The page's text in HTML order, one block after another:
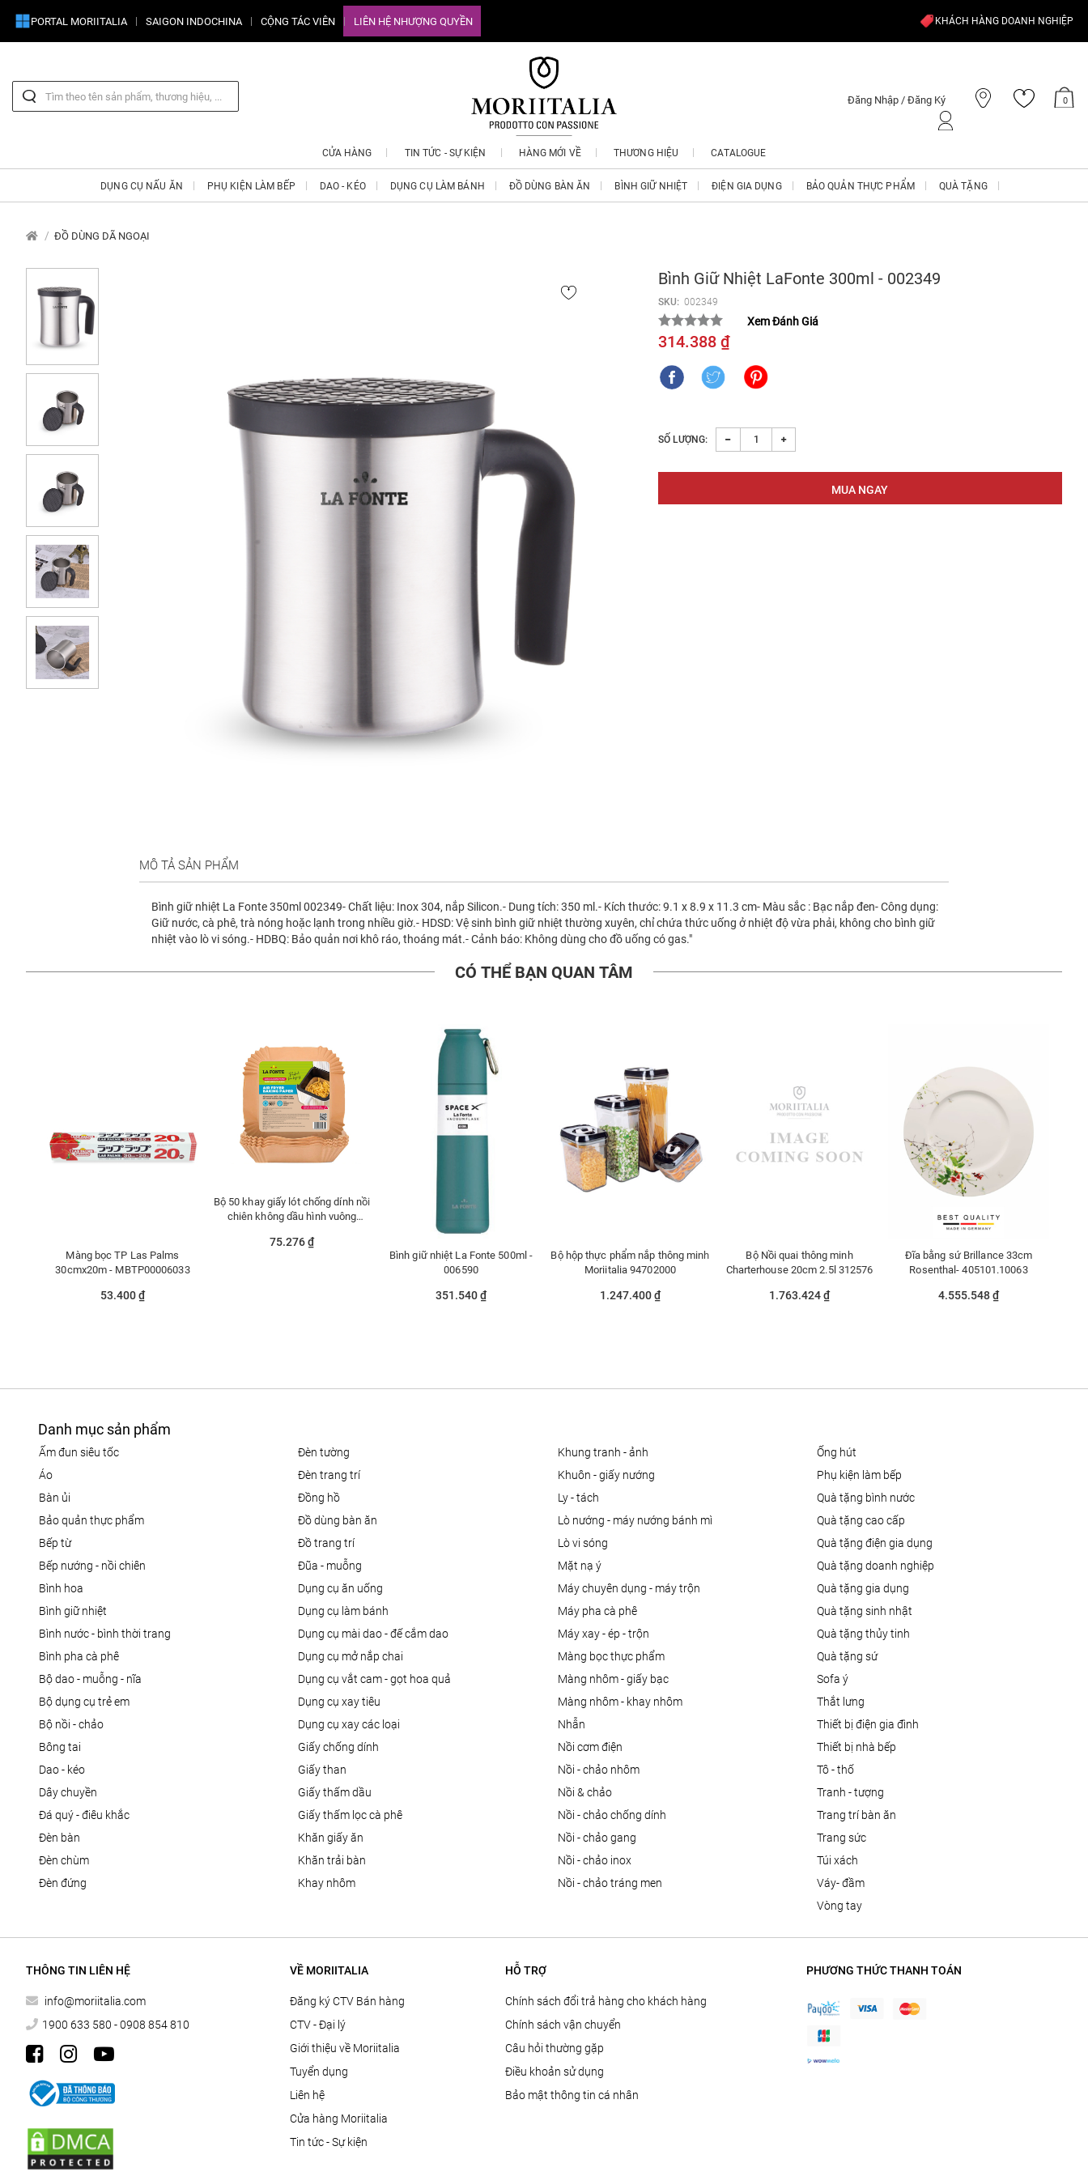
PORTAL MORIITALIA SAIGON INDOCHINA CỘNG TÁC VIÊN LIÊN HỆ NHƯỢNG QUYỀN KHÁCH HÀNG DOANH NGHIỆP
Đăng Nhập / Đăng Ký 0
CỬA HÀNG TIN TỨC - SỰ KIỆN HÀNG MỚI VỀ THƯƠNG HIỆU CATALOGUE
DỤNG CỤ NẤU ĂN PHỤ KIỆN LÀM BẾP DAO - KÉO DỤNG CỤ LÀM BÁNH ĐỒ DÙNG BÀN ĂN BÌNH GIỮ NHIỆT ĐIỆN GIA DỤNG BẢO QUẢN THỰC PHẨM QUÀ TẶNG
ĐỒ DÙNG DÃ NGOẠI
Bình Giữ Nhiệt LaFonte 300ml - 002349
SKU: 002349
Xem Đánh Giá
314.388 ₫
SỐ LƯỢNG:
MÔ TẢ SẢN PHẨM
Bình giữ nhiệt La Fonte 350ml 002349- Chất liệu: Inox 304, nắp Silicon.- Dung tích: 350 ml.- Kích thước: 9.1 x 8.9 x 11.3 cm- Màu sắc : Bạc nắp đen- Công dụng:
Giữ nước, cà phê, trà nóng hoặc lạnh trong nhiều giờ.- HDSD: Vệ sinh bình giữ nhiệt thường xuyên, chỉ chứa thức uống ở nhiệt độ vừa phải, không cho bình giữ
nhiệt vào lò vi sóng.- HDBQ: Bảo quản nơi khô ráo, thoáng mát.- Cảnh báo: Không dùng cho đồ uống có gas."
CÓ THỂ BẠN QUAN TÂM
Màng bọc TP Las Palms
30cmx20m - MBTP00006033
53.400 ₫
Bộ 50 khay giấy lót chống dính nồi
chiên không dầu hình vuông
75.276 ₫
Bình giữ nhiệt La Fonte 500ml -
006590
351.540 ₫
Bộ hộp thực phẩm nắp thông minh
Moriitalia 94702000
1.247.400 ₫
Bộ Nồi quai thông minh
Charterhouse 20cm 2.5l 312576
1.763.424 ₫
Đĩa bằng sứ Brillance 33cm
Rosenthal- 405101.10063
4.555.548 ₫
Danh mục sản phẩm
ấm đun siêu tốc
áo
bàn ủi
bảo quản thực phẩm
bếp từ
bếp nướng - nồi chiên
bình hoa
bình giữ nhiệt
bình nước - bình thời trang
bình pha cà phê
bộ dao - muỗng - nĩa
bộ dụng cụ trẻ em
bộ nồi - chảo
bông tai
dao - kéo
dây chuyền
đá quý - điêu khắc
đèn bàn
đèn chùm
đèn đứng
đèn tường
đèn trang trí
đồng hồ
đồ dùng bàn ăn
đồ trang trí
đũa - muỗng
dụng cụ ăn uống
dụng cụ làm bánh
dụng cụ mài dao - đế cắm dao
dụng cụ mở nắp chai
dụng cụ vắt cam - gọt hoa quả
dụng cụ xay tiêu
dụng cụ xay các loại
giấy chống dính
giấy than
giấy thấm dầu
giấy thấm lọc cà phê
khăn giấy ăn
khăn trải bàn
khay nhôm
khung tranh - ảnh
khuôn - giấy nướng
ly - tách
lò nướng - máy nướng bánh mì
lò vi sóng
mặt nạ ý
máy chuyên dụng - máy trộn
máy pha cà phê
máy xay - ép - trộn
màng bọc thực phẩm
màng nhôm - giấy bạc
màng nhôm - khay nhôm
nhẫn
nồi cơm điện
nồi - chảo nhôm
nồi & chảo
nồi - chảo chống dính
nồi - chảo gang
nồi - chảo inox
nồi - chảo tráng men
ống hút
phụ kiện làm bếp
quà tặng bình nước
quà tặng cao cấp
quà tặng điện gia dụng
quà tặng doanh nghiệp
quà tặng gia dụng
quà tặng sinh nhật
quà tặng thủy tinh
quà tặng sứ
sofa ý
thắt lưng
thiết bị điện gia đình
thiết bị nhà bếp
tô - thố
tranh - tượng
trang trí bàn ăn
trang sức
túi xách
váy- đầm
vòng tay
THÔNG TIN LIÊN HỆ
info@moriitalia.com
1900 633 580 - 0908 854 810
VỀ MORIITALIA
Đăng ký CTV Bán hàng
CTV - Đại lý
Giới thiệu về Moriitalia
Tuyển dụng
Liên hệ
Cửa hàng Moriitalia
Tin tức - Sự kiện
HỖ TRỢ
Chính sách đổi trả hàng cho khách hàng
Chính sách vận chuyển
Câu hỏi thường gặp
Điều khoản sử dụng
Bảo mật thông tin cá nhân
PHƯƠNG THỨC THANH TOÁN